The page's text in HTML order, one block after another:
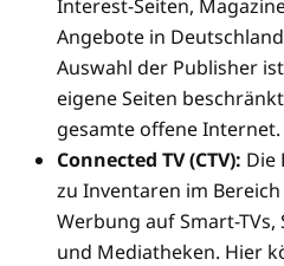
Interest-Seiten,
Angebote in
Auswahl der Publisher
eigene Seiten
gesamte offene Internet.
Connected TV (CTV): Die
zu Inventaren im Bereich
Werbung auf Smart-
und Mediatheken. Hier